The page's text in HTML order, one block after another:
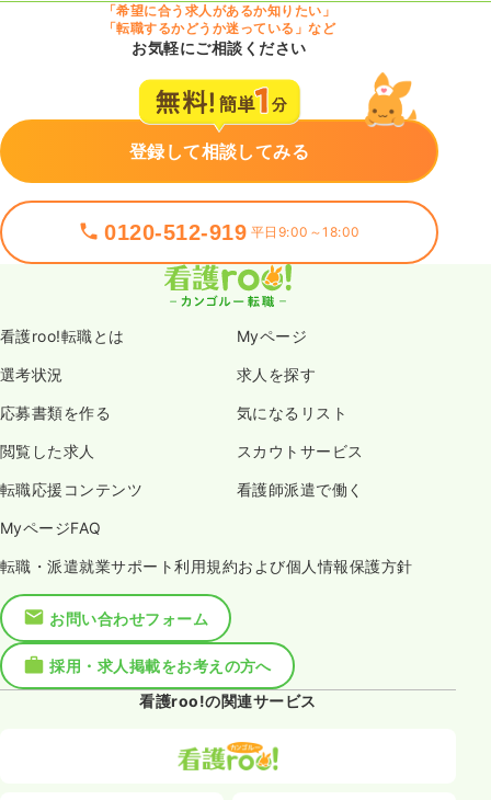
「希望に合う求人があるか知りたい」
「転職するかどうか迷っている」など
お気軽にご相談ください
登録して相談してみる
0120-512-919 平日9:00～18:00
看護roo!転職とは Myページ
選考状況 求人を探す
応募書類を作る 気になるリスト
閲覧した求人 スカウトサービス
転職応援コンテンツ 看護師派遣で働く
MyページFAQ
転職・派遣就業サポート利用規約および個人情報保護方針
お問い合わせフォーム
採用・求人掲載をお考えの方へ
看護roo!の関連サービス